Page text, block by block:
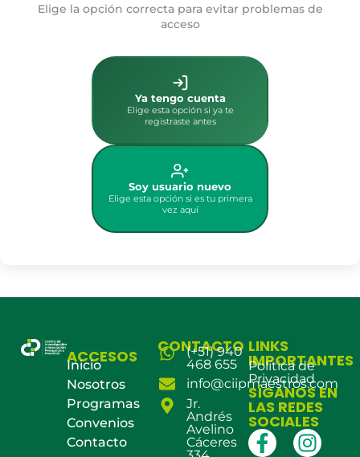
Elige la opción correcta para evitar problemas de
acceso
Ya tengo cuenta
Elige esta opción si ya te
registraste antes
Soy usuario nuevo
Elige esta opción si es tu primera
vez aquí
ACCESOS
Inicio
Nosotros
Programas
Convenios
Contacto
CONTACTO
(+51) 940
468 655
info@ciipmaestros.com
Jr.
Andrés
Avelino
Cáceres
LINKS
IMPORTANTES
Política de
Privacidad
SÍGANOS EN
LAS REDES
SOCIALES